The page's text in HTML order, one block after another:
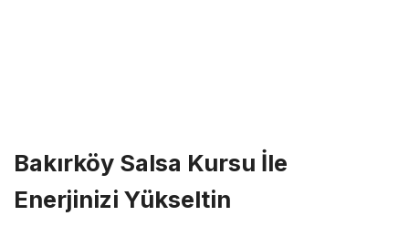
Bakırköy Salsa Kursu İle
Enerjinizi Yükseltin